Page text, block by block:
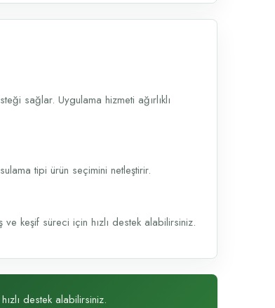
sağlar. Uygulama hizmeti ağırlıklı
tipi ürün seçimini netleştirir.
keşif süreci için hızlı destek alabilirsiniz.
destek alabilirsiniz.